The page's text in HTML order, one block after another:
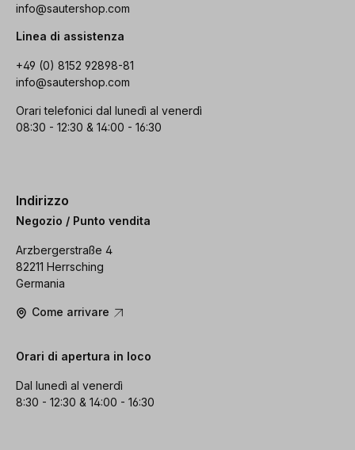
info@sautershop.com
Linea di assistenza
+49 (0) 8152 92898-81
info@sautershop.com
Orari telefonici dal lunedì al venerdì
08:30 - 12:30 & 14:00 - 16:30
Indirizzo
Negozio / Punto vendita
Arzbergerstraße 4
82211 Herrsching
Germania
Come arrivare
Orari di apertura in loco
Dal lunedì al venerdì
8:30 - 12:30 & 14:00 - 16:30